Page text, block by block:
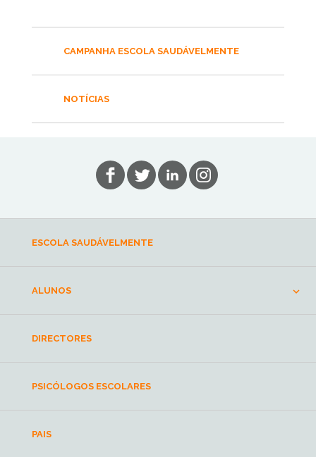
CAMPANHA ESCOLA SAUDÁVELMENTE
NOTÍCIAS
ESCOLA SAUDÁVELMENTE
ALUNOS
DIRECTORES
PSICÓLOGOS ESCOLARES
PAIS